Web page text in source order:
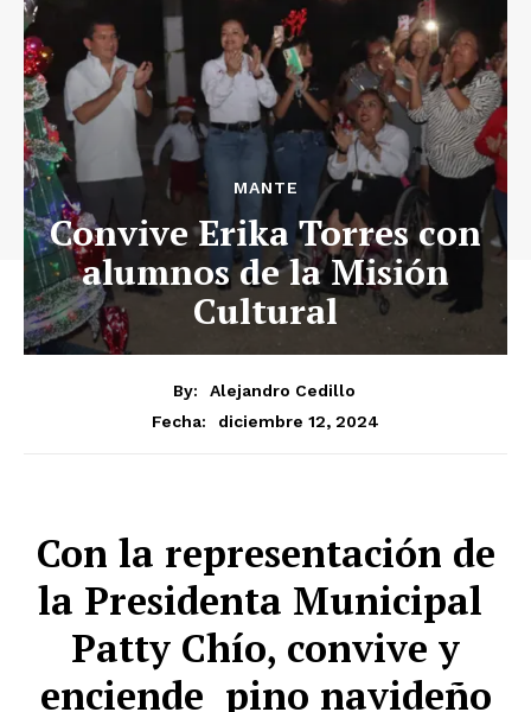
MANTE
Convive Erika Torres con
alumnos de la Misión
Cultural
By:
Alejandro Cedillo
Fecha:
diciembre 12, 2024
Con la representación de
la Presidenta Municipal
Patty Chío, convive y
enciende pino navideño